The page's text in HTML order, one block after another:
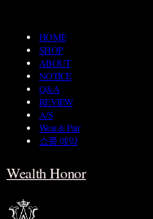
HOME
SHOP
ABOUT
NOTICE
Q&A
REVIEW
A/S
Wear & Pair
쇼룸 예약
Wealth Honor